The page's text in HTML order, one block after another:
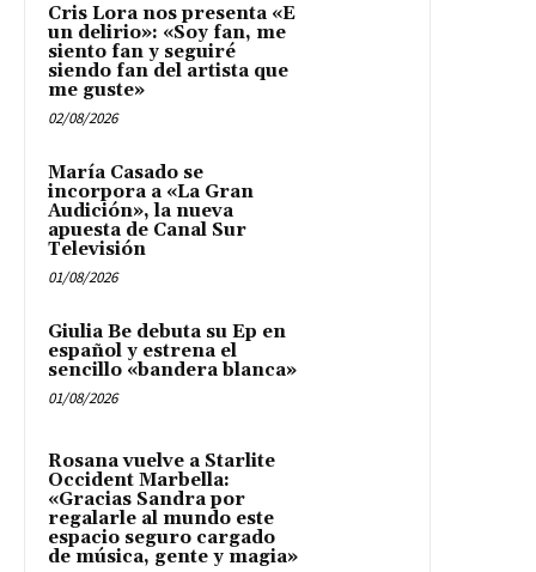
Cris Lora nos presenta «E
un delirio»: «Soy fan, me
siento fan y seguiré
siendo fan del artista que
me guste»
02/08/2026
María Casado se
incorpora a «La Gran
Audición», la nueva
apuesta de Canal Sur
Televisión
01/08/2026
Giulia Be debuta su Ep en
español y estrena el
sencillo «bandera blanca»
01/08/2026
Rosana vuelve a Starlite
Occident Marbella:
«Gracias Sandra por
regalarle al mundo este
espacio seguro cargado
de música, gente y magia»